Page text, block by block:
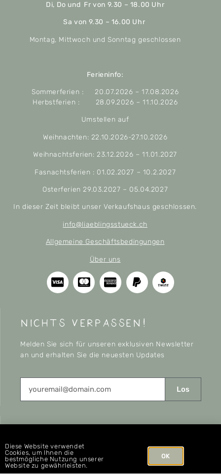
Di, Do und Fr von 9.30 – 18.00 Uhr
Sa von 9.30 – 16.00 Uhr
Montag, Mittwoch und Sonntag geschlossen
Ferieninfo:
Sommerferien : 20.07.2026 – 17.08.2026
Herbstferien : 28.09.2026 – 11.10.2026
Umstellen auf
Weihnachten: 22.10.2026-27.10.2026
Weihnachtsferien: 23.12.2026 – 11.01.2027
Fasnachtsferien : 01.02.2027 – 10.2.2027
Osterferien 29.03.2027 – 05.04.2027
In dieser Zeit bleibt unser Verkaufshaus geschlossen.
info@liaeblingsstueck.ch
Allgemeine Geschäftsbedingungen
Über uns
nichts verpassen!
Melden Sie sich für unseren exklusiven Newsletter
an und erhalten Sie die neuesten Updates
Los
CONNECT
Diese Website verwendet
Cookies, um Ihnen die
bestmögliche Nutzung unserer
Website zu gewährleisten.
OK